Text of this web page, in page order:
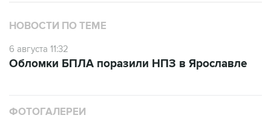
НОВОСТИ ПО ТЕМЕ
6 августа 11:32
Обломки БПЛА поразили НПЗ в Ярославле
ФОТОГАЛЕРЕИ